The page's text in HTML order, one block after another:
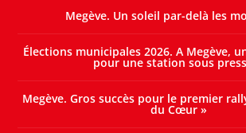
Megève. Un soleil par-delà les
Élections municipales 2026. A Megève,
pour une station sous
Megève. Gros succès pour le premier
du Cœur »